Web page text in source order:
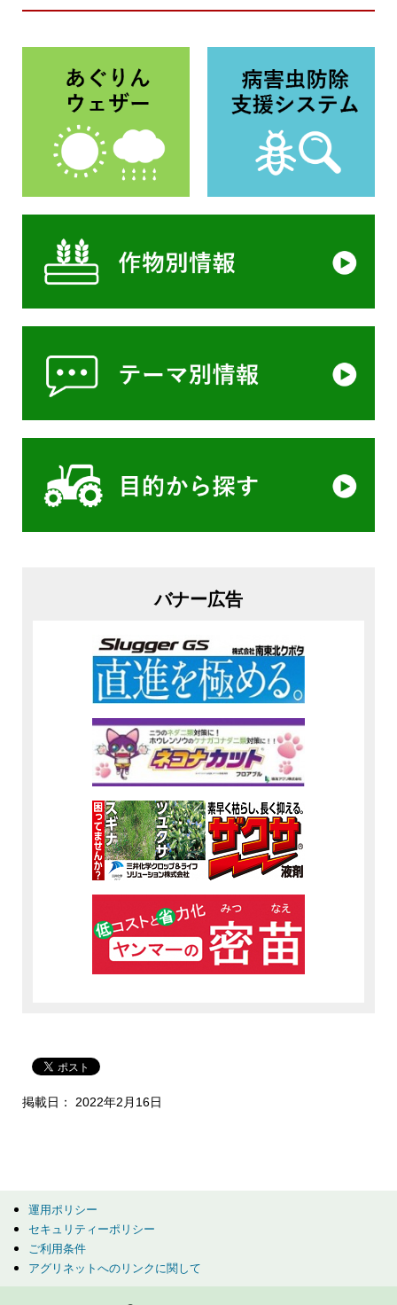
バナー広告
掲載日： 2022年2月16日
運用ポリシー
セキュリティーポリシー
ご利用条件
アグリネットへのリンクに関して